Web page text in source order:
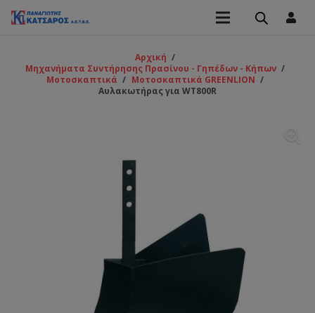
Αρχική /
Μηχανήματα Συντήρησης Πρασίνου - Γηπέδων - Κήπων /
Μοτοσκαπτικά / Μοτοσκαπτικά GREENLION /
Αυλακωτήρας για WT800R